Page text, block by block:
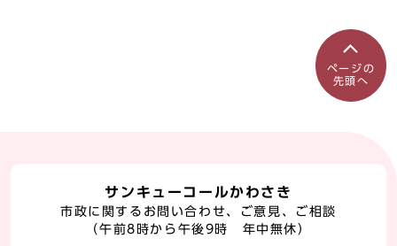
ページの
先頭へ
サンキューコールかわさき
市政に関するお問い合わせ、ご意見、ご相談
（午前8時から午後9時 年中無休）